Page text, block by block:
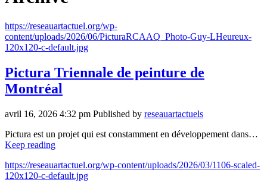
https://reseauartactuel.org/wp-
content/uploads/2026/06/PicturaRCAAQ_Photo-Guy-LHeureux-
120x120-c-default.jpg
Pictura Triennale de peinture de
Montréal
avril 16, 2026 4:32 pm Published by reseauartactuels
Pictura est un projet qui est constamment en développement dans…
Keep reading
https://reseauartactuel.org/wp-content/uploads/2026/03/1106-scaled-
120x120-c-default.jpg